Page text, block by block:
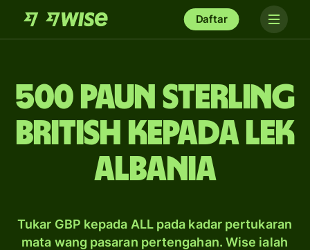
Daftar
500 paun sterling
British kepada lek
Albania
Tukar GBP kepada ALL pada kadar pertukaran
mata wang pasaran pertengahan. Wise ialah